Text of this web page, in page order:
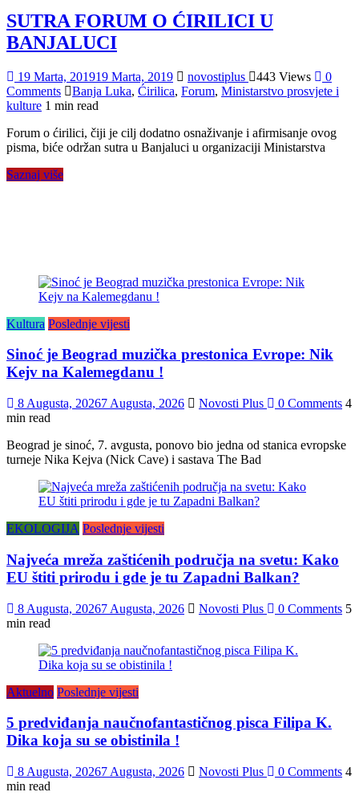
SUTRA FORUM O ĆIRILICI U
BANJALUCI
19 Marta, 201919 Marta, 2019 novostiplus 443 Views
0
Comments
Banja Luka, Ćirilica, Forum, Ministarstvo prosvjete i
kulture 1 min read
Forum o ćirilici, čiji je cilj dodatno osnaživanje i afirmisanje ovog
pisma, biće održan sutra u Banjaluci u organizaciji Ministarstva
Saznaj više
Kultura Poslednje vijesti
Sinoć je Beograd muzička prestonica Evrope: Nik
Kejv na Kalemegdanu !
8 Augusta, 20267 Augusta, 2026 Novosti Plus 0 Comments 4
min read
Beograd je sinoć, 7. avgusta, ponovo bio jedna od stanica evropske
turneje Nika Kejva (Nick Cave) i sastava The Bad
EKOLOGIJA Poslednje vijesti
Najveća mreža zaštićenih područja na svetu: Kako
EU štiti prirodu i gde je tu Zapadni Balkan?
8 Augusta, 20267 Augusta, 2026 Novosti Plus 0 Comments 5
min read
Aktuelno Poslednje vijesti
5 predviđanja naučnofantastičnog pisca Filipa K.
Dika koja su se obistinila !
8 Augusta, 20267 Augusta, 2026 Novosti Plus 0 Comments 4
min read